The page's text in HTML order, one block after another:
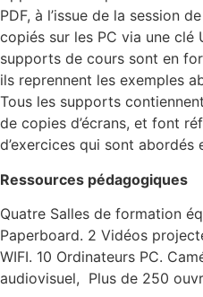
PDF, à l’issue de la session
copiés sur les PC via une clé
supports de cours sont en
ils reprennent les exemples
Tous les supports
de copies d’écrans, et font
d’exercices qui sont abordés
Ressources pédagogiques
Quatre Salles de formation
Paperboard. 2 Vidéos
WIFI. 10 Ordinateurs PC.
audiovisuel, Plus de 250